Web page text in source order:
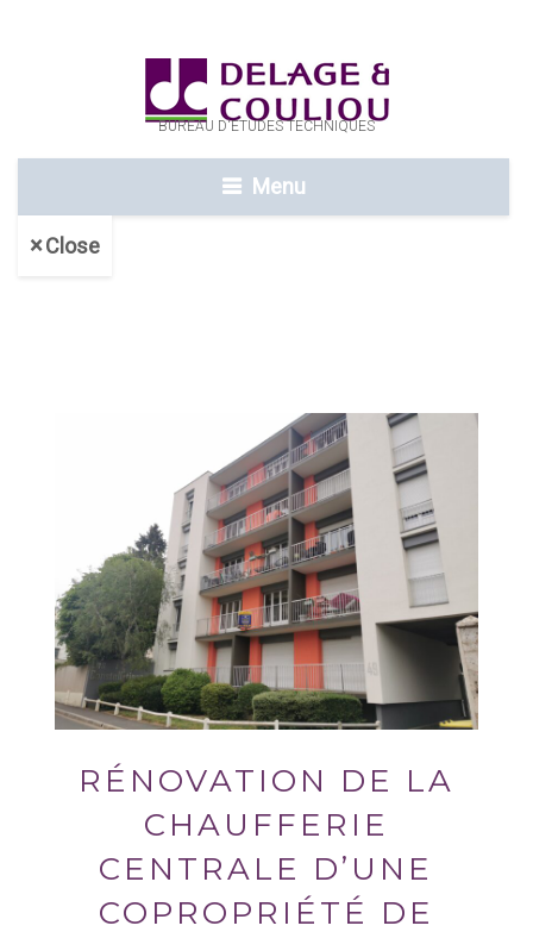
BUREAU D'ETUDES TECHNIQUES
Menu
Close
RÉNOVATION DE LA
CHAUFFERIE
CENTRALE D’UNE
COPROPRIÉTÉ DE